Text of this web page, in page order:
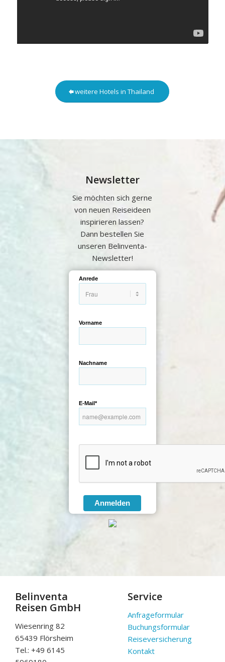
weitere Hotels in Thailand
Newsletter
Sie möchten sich gerne
von neuen Reiseideen
inspirieren lassen?
Dann bestellen Sie
unseren Belinventa-
Newsletter!
Anrede
Vorname
Nachname
E-Mail*
Anmelden
Belinventa
Reisen GmbH
Wiesenring 82
65439 Flörsheim
Tel.: +49 6145
Service
Anfrageformular
Buchungsformular
Reiseversicherung
Kontakt